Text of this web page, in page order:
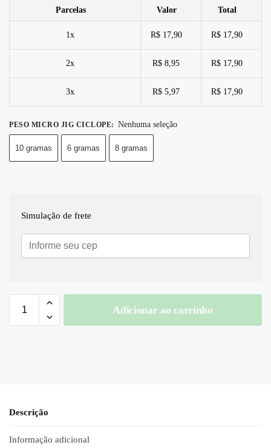
Parcelas Valor Total
1x R$ 17,90 R$ 17,90
2x R$ 8,95 R$ 17,90
3x R$ 5,97 R$ 17,90
PESO MICRO JIG CICLOPE: Nenhuma seleção
10 gramas 6 gramas 8 gramas
Simulação de frete
Adicionar ao carrinho
a
i
Descrição
Informação adicional